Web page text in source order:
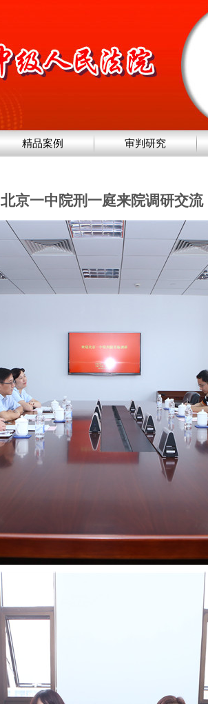
精品案例 审判研究
北京一中院刑一庭来院调研交流